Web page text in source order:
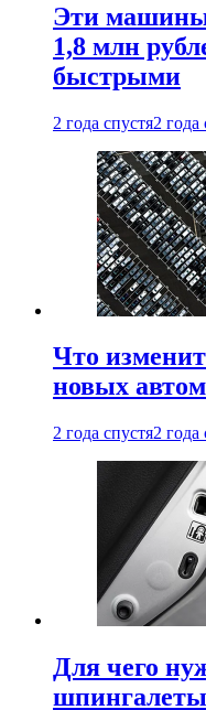
Эти
1,8 млн
быстрыми
2 года спустя2 года
Что
новых
2 года спустя2 года
Для чего
шпингалеты